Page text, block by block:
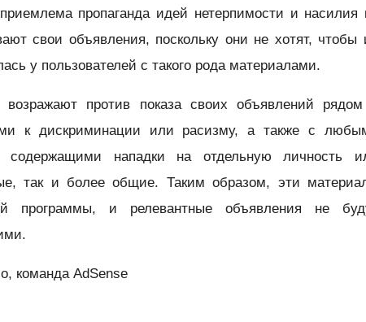
пропаганда идей нетерпимости и насилия
свои объявления, поскольку они не хотят, чтобы
у пользователей с такого рода материалами.
возражают против показа своих объявлений
к дискриминации или расизму, а также с
содержащими нападки на отдельную личность
так и более общие. Таким образом, эти
программы, и релевантные объявления не
команда AdSense